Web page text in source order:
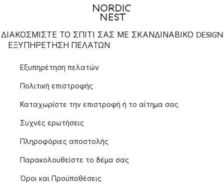
ΔΙΑΚΟΣΜΙΣΤΕ ΤΟ ΣΠΙΤΙ ΣΑΣ ΜΕ ΣΚΑΝΔΙΝΑΒΙΚΟ DESIGN
ΕΞΥΠΗΡΈΤΗΣΗ ΠΕΛΑΤΏΝ
Εξυπηρέτηση πελατών
Πολιτική επιστροφής
Καταχωρίστε την επιστροφή ή το αίτημα σας
Συχνές ερωτήσεις
Πληροφόριες αποστολής
Παρακολουθείστε το δέμα σας
Όροι και Προϋποθέσεις